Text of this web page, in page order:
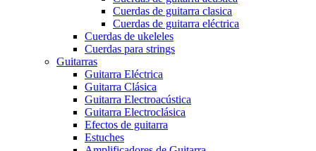
Cuerdas de guitarra clasica
Cuerdas de guitarra eléctrica
Cuerdas de ukeleles
Cuerdas para strings
Guitarras
Guitarra Eléctrica
Guitarra Clásica
Guitarra Electroacústica
Guitarra Electroclásica
Efectos de guitarra
Estuches